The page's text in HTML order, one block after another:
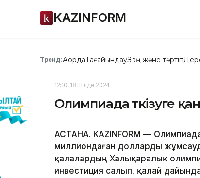
KAZINFORM
Тренд:АқордаТағайындауЗаң және тәртіп
12:10, 18 Шілде 2024
Олимпиада өткізуге
АСТАНА. KAZINFORM —
миллиондаған долларды
қалалардың Халықаралық
инвестиция салып, қалай